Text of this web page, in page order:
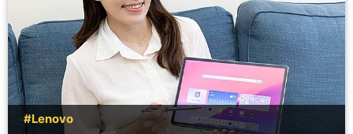
#Lenovo